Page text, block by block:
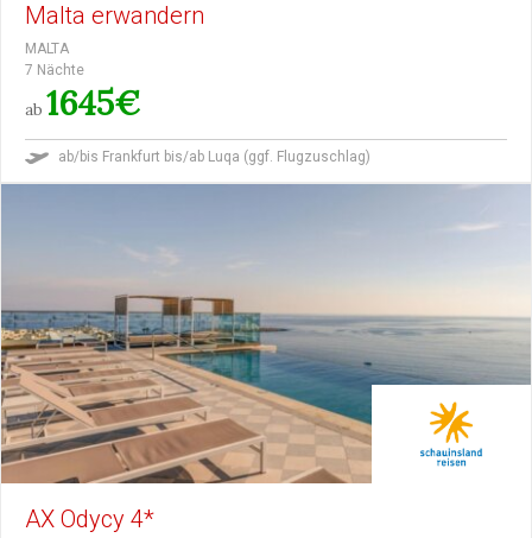
Malta erwandern
MALTA
7 Nächte
ab 1645€
ab/bis Frankfurt bis/ab Luqa (ggf. Flugzuschlag)
AX Odycy 4*